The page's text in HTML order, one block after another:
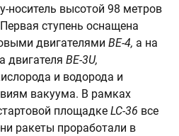
носитель высотой 98 метров
ступень оснащена
двигателями BE-4, а на
двигателя BE-3U,
и водорода и
вакуума. В рамках
площадке LC-36 все
ракеты проработали в